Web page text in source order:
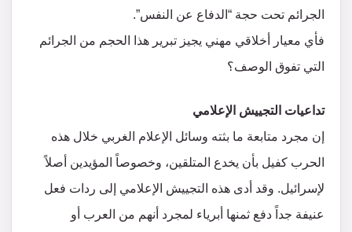
الجرائم تحت حجة “الدفاع عن النفس”.
فأي معيار أخلاقي مهني يجيز تبرير هذا الحجم من الجرائم
التي تفوق الوصف؟
تداعيات التجييش الإعلامي
إن مجرد متابعة ما بثته وسائل الإعلام الغربي خلال هذه
الحرب كفيل بأن يخدع المتلقين، وخصوصاً المؤيدين أصلاً
لإسرائيل. وقد أدى هذه التجييش الإعلامي إلى ردات فعل
عنيفة جداً دفع ثمنها أبرياء لمجرد أنهم من العرب أو